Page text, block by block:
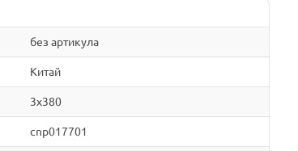
без артикула
Китай
3x380
cnp017701